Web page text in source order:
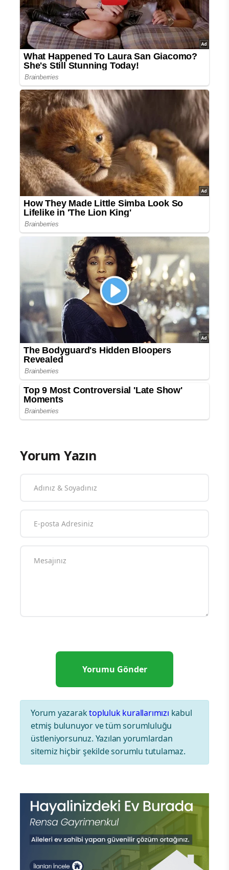
Yorum Yazın
Yorum yazaraktopluluk kurallarımızı kabul
etmiş bulunuyor ve tüm sorumluluğu
üstleniyorsunuz. Yazılan yorumlardan
sitemiz hiçbir şekilde sorumlu tutulamaz.